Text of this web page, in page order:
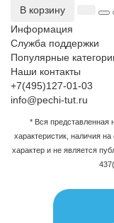
В корзину
Информация
Служба поддержки
Популярные
Наши контакты
+7(495)127-01-03
info@pechi-tut.ru
* Вся представленная
характеристик, наличия
характер и не является